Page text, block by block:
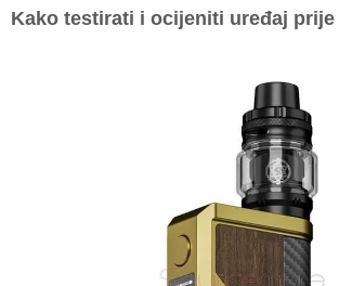
Kako testirati i ocijeniti uređaj